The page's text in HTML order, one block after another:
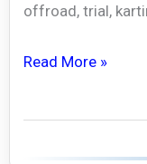
offroad, trial,
2019
Gala
Read More »